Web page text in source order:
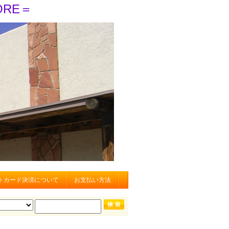
＝
カード決済について お支払い方法